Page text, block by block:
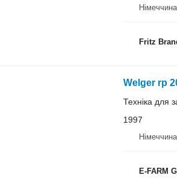
Fritz
Welger rp
Техніка для
1997
E-FARM